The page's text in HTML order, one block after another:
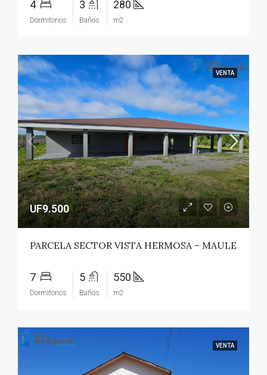
4
Dormitorios
3
Baños
280
m2
VENTA
UF9.500
PARCELA SECTOR VISTA HERMOSA – MAULE
7
Dormitorios
5
Baños
550
m2
VENTA